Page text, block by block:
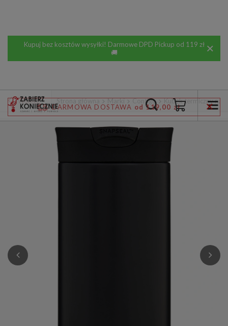
Kupuj bez kosztów wysyłki! Darmowe DPD Pickup od 119 zł
🚚
DARMOWA DOSTAWA od 119,00 zł
Wstecz Strona główna Marki Contigo Kubek termiczny na